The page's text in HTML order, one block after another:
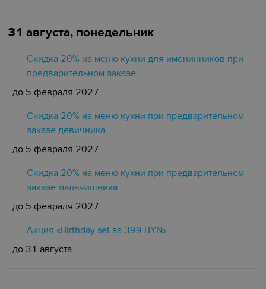
31 августа, понедельник
Скидка 20% на меню кухни для именинников при
предварительном заказе
до 5 февраля 2027
Скидка 20% на меню кухни при предварительном
заказе девичника
до 5 февраля 2027
Скидка 20% на меню кухни при предварительном
заказе мальчишника
до 5 февраля 2027
Акция «Birthday set за 399 BYN»
до 31 августа